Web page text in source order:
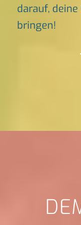
darauf, deine
bringen!